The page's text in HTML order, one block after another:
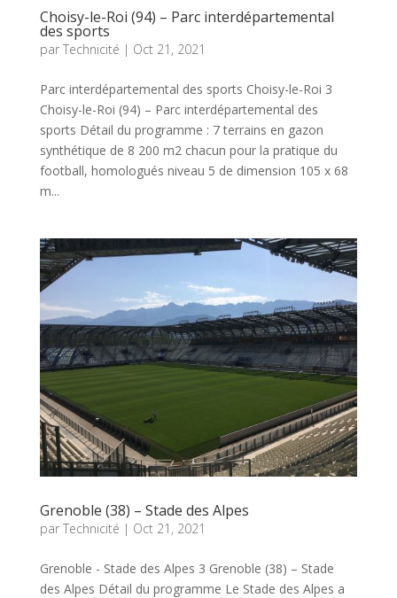
Choisy-le-Roi (94) – Parc interdépartemental
des sports
par Technicité | Oct 21, 2021
Parc interdépartemental des sports Choisy-le-Roi 3
Choisy-le-Roi (94) – Parc interdépartemental des
sports Détail du programme : 7 terrains en gazon
synthétique de 8 200 m2 chacun pour la pratique du
football, homologués niveau 5 de dimension 105 x 68
m...
Grenoble (38) – Stade des Alpes
par Technicité | Oct 21, 2021
Grenoble - Stade des Alpes 3 Grenoble (38) – Stade
des Alpes Détail du programme Le Stade des Alpes a